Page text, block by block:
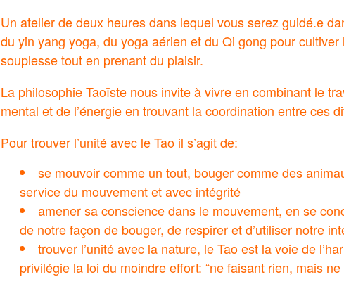
Un atelier de deux heures dans lequel vous serez guidé.e
du yin yang yoga, du yoga aérien et du Qi gong pour cultiver
souplesse tout en prenant du plaisir.
La philosophie Taoïste nous invite à vivre en combinant le
mental et de l’énergie en trouvant la coordination entre ces
Pour trouver l’unité avec le Tao il s’agit de:
se mouvoir comme un tout, bouger comme des
service du mouvement et avec intégrité
amener sa conscience dans le mouvement, en se
de notre façon de bouger, de respirer et d’utiliser notre
trouver l’unité avec la nature, le Tao est la voie de
privilégie la loi du moindre effort: “ne faisant rien, mais